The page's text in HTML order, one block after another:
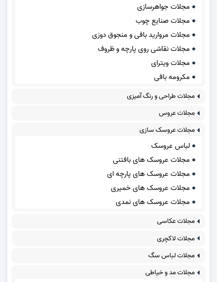
مجلات جواهرسازی
مجلات صنایع چوب
مجلات مروارید بافی و منجوق دوزی
مجلات نقاشی روی پارچه و ظروف
مجلات ویترای
مکرومه بافی
مجلات طراحی و رنگ آمیزی
مجلات عروس
مجلات عروسک سازی
لباس عروسک
مجلات عروسک های بافتنی
مجلات عروسک های پارچه ای
مجلات عروسک های خمیری
مجلات عروسک های نمدی
مجلات عکاسی
مجلات لاکچری
مجلات لباس سگ
مجلات مد و خیاطی